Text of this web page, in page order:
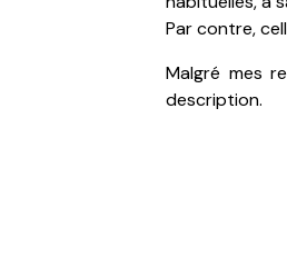
Par contre,
Malgré mes
description.